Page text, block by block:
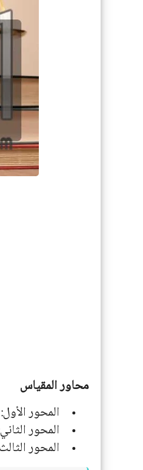
محاور المقياس
المحور
المحور
المحور